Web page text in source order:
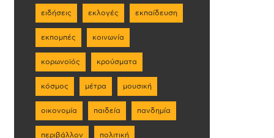
ειδήσεις εκλογές εκπαίδευση
εκπομπές κοινωνία
κορωνοϊός κρούσματα
κόσμος μέτρα μουσική
οικονομία παιδεία πανδημία
περιβάλλον πολιτική